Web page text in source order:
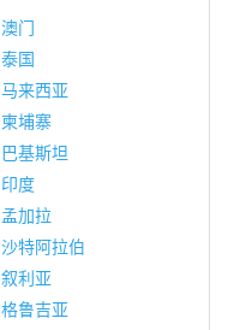
澳门
泰国
马来西亚
柬埔寨
巴基斯坦
印度
孟加拉
沙特阿拉伯
叙利亚
格鲁吉亚